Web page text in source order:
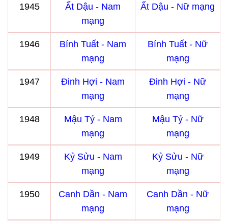
1945
Ất Dậu - Nam
mạng
Ất Dậu - Nữ mạng
1946
Bính Tuất - Nam
mạng
Bính Tuất - Nữ
mạng
1947
Đinh Hợi - Nam
mạng
Đinh Hợi - Nữ
mạng
1948
Mậu Tý - Nam
mạng
Mậu Tý - Nữ
mạng
1949
Kỷ Sửu - Nam
mạng
Kỷ Sửu - Nữ
mạng
1950
Canh Dần - Nam
mạng
Canh Dần - Nữ
mạng